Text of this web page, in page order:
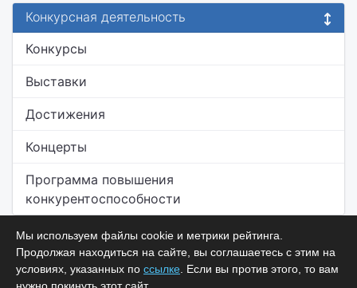
Конкурсная деятельность
Конкурсы
Выставки
Достижения
Концерты
Программа повышения
конкурентоспособности
Мы используем файлы cookie и метрики рейтинга.
Продолжая находиться на сайте, вы соглашаетесь с этим на
условиях, указанных по ссылке . Если вы против этого, то вам